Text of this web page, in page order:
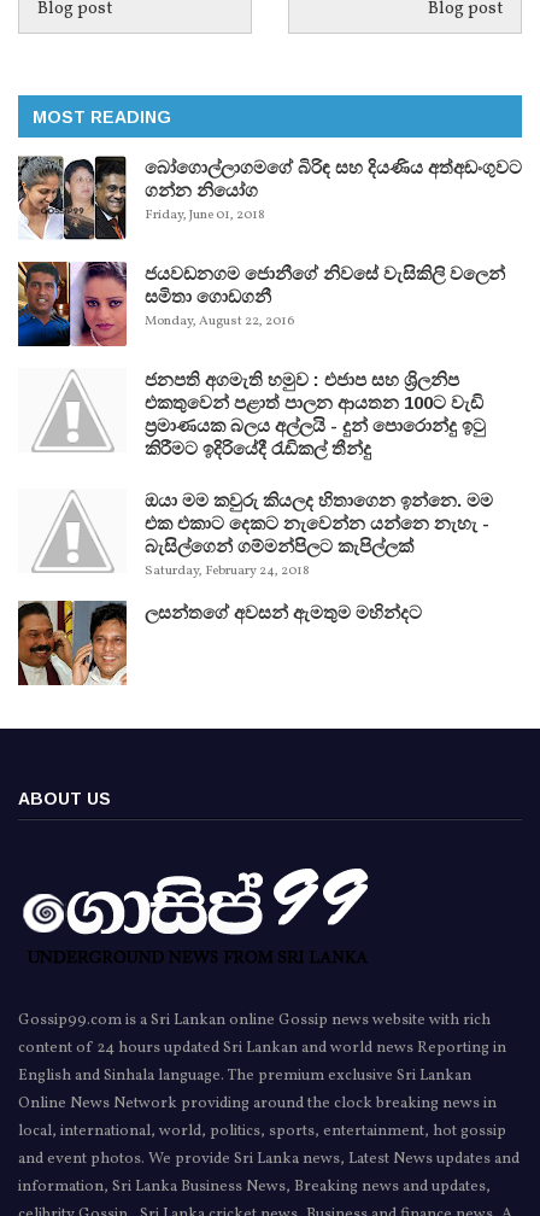
Blog post Blog post
MOST READING
බෝගොල්ලාගමගේ බිරිඳ සහ දියණිය අත්අඩංගුවට
ගන්න නියෝග
Friday, June 01, 2018
ජයවඩනගම ජොනීගේ නිවසේ වැසිකිලි වලෙන්
සමිතා ගොඩගනී
Monday, August 22, 2016
ජනපති අගමැති හමුව : එජාප සහ ශ්‍රිලනිප
එකතුවෙන් පළාත් පාලන ආයතන 100ට වැඩි
ප්‍රමාණයක බලය අල්ලයි - දුන් පොරොන්දු ඉටු
කිරීමට ඉදිරියේදී රැඩිකල් තීන්දු
ඔයා මම කවුරු කියලද හිතාගෙන ඉන්නෙ. මම
එක එකාට දෙකට නැවෙන්න යන්නෙ නැහැ -
බැසිල්ගෙන් ගම්මන්පිලට කැපිල්ලක්
Saturday, February 24, 2018
ලසන්තගේ අවසන් ඇමතුම මහින්දට
ABOUT US
Gossip99.com is a Sri Lankan online Gossip news website with rich
content of 24 hours updated Sri Lankan and world news Reporting in
English and Sinhala language. The premium exclusive Sri Lankan
Online News Network providing around the clock breaking news in
local, international, world, politics, sports, entertainment, hot gossip
and event photos. We provide Sri Lanka news, Latest News updates and
information, Sri Lanka Business News, Breaking news and updates,